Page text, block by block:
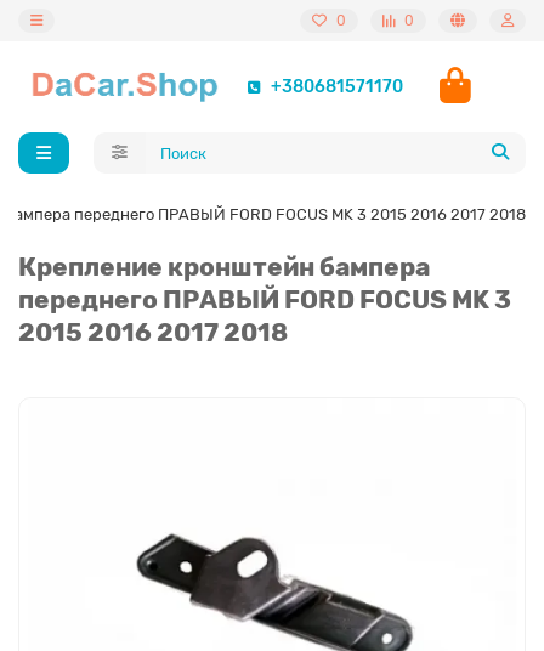
0 0
+380681571170
переднего ПРАВЫЙ FORD FOCUS MK 3 2015 2016 2017 2018
Крепление кронштейн бампера
переднего ПРАВЫЙ FORD FOCUS MK 3
2015 2016 2017 2018